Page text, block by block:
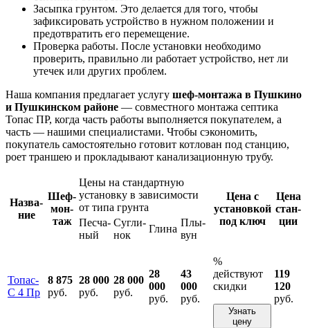
Засыпка грунтом. Это делается для того, чтобы
зафиксировать устройство в нужном положении и
предотвратить его перемещение.
Проверка работы. После установки необходимо
проверить, правильно ли работает устройство, нет ли
утечек или других проблем.
Наша компания предлагает услугу шеф-монтажа в Пушкино
и Пушкинском районе — совместного монтажа септика
Топас ПР, когда часть работы выполняется покупателем, а
часть — нашими специалистами. Чтобы сэкономить,
покупатель самостоятельно готовит котлован под станцию,
роет траншею и прокладывают канализационную трубу.
Назва­
ние
Шеф-
мон­
таж
Цены на стандартную
установку в зависимости
от типа грунта
Цена с
устано­вкой
под ключ
Цена
стан­
ции
Песча­
ный
Сугли­
нок
Глина
Плы­
вун
Топас-
С 4 Пр
8 875
руб.
28 000
руб.
28 000
руб.
28
000
руб.
43
000
руб.
%
действуют
скидки
Узнать
цену
119
120
руб.